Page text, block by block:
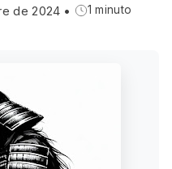
de 2024 • 1 minuto